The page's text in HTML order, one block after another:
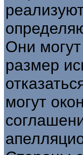
Они
размер
могут